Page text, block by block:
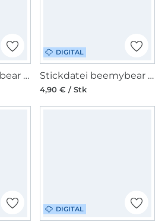
Stickdatei beemybear Zitronenduft
DIGITAL
Stickdatei beemybear ITH MugRug Zitronenscheiben - Wenden
4,90 € / Stk
DIGITAL